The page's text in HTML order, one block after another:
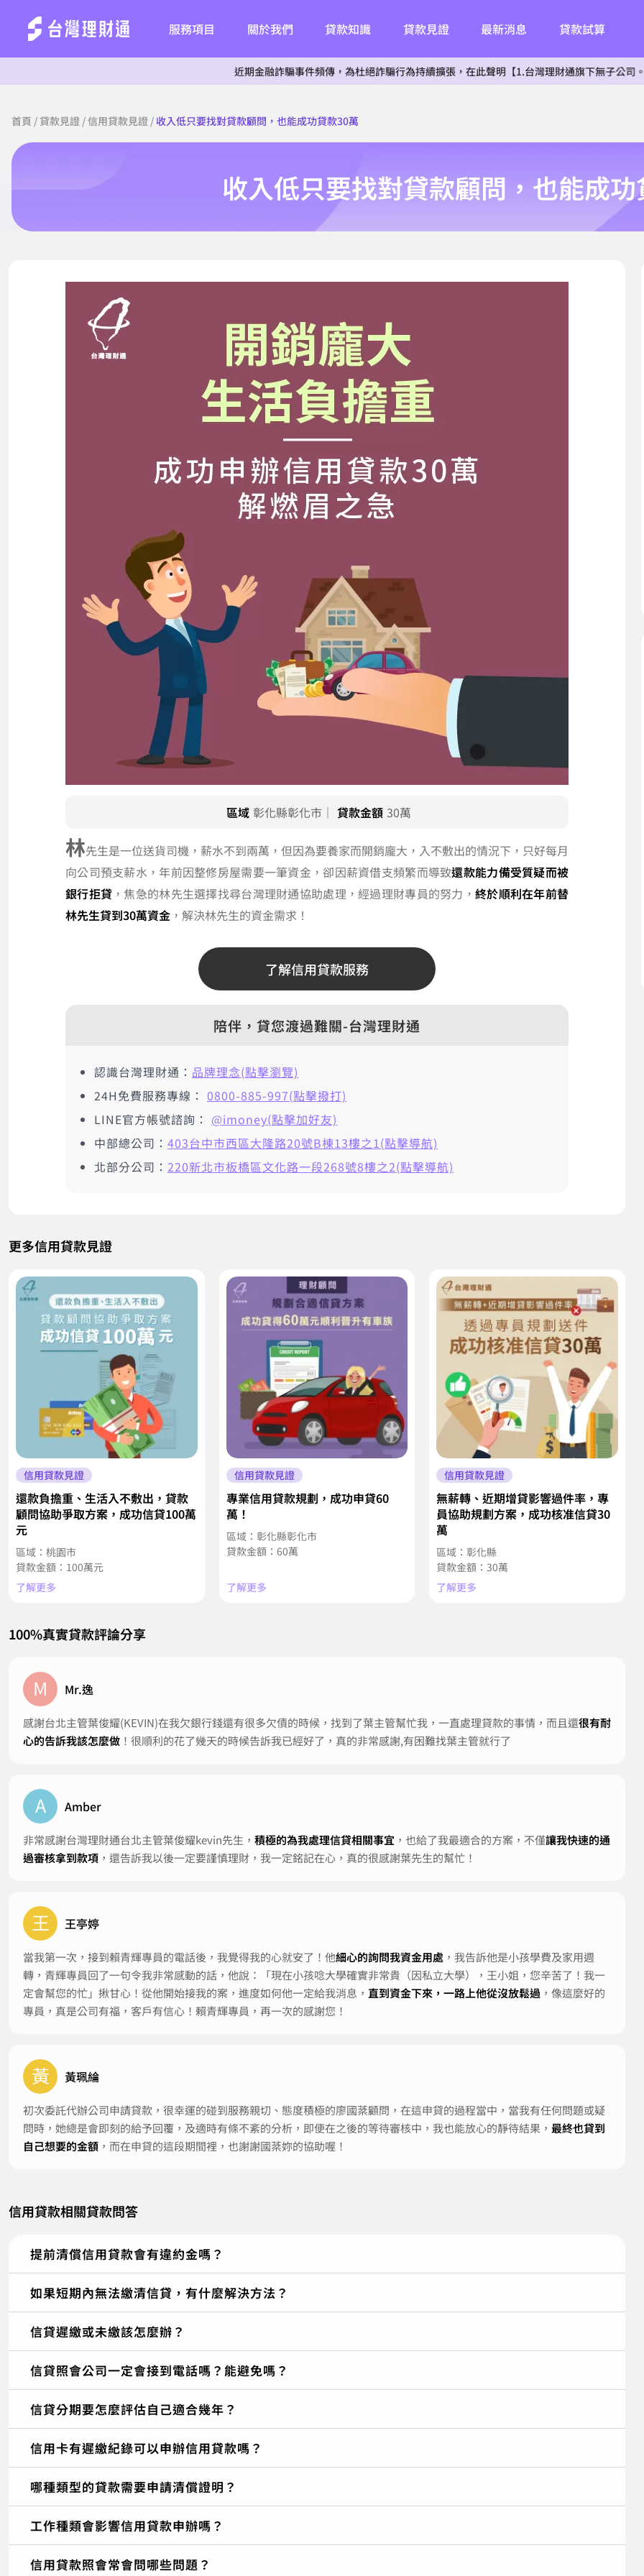
服務項目 關於我們 貸款知識 貸款見證 最新消息 貸款試算
近期金融詐騙事件頻傳，為杜絕詐騙行為持續擴張，在此聲明【1.台灣理財通旗下無子公司。2.無
首頁 / 貸款見證 /信用貸款見證 / 收入低只要找對貸款顧問，也能成功貸款30萬
收入低只要找對貸款顧問，也能成
區域 彰化縣彰化市｜ 貸款金額 30萬
林先生是一位送貨司機，薪水不到兩萬，但因為要養家而開銷龐大，入不敷出的情況下，只好每月
向公司預支薪水，年前因整修房屋需要一筆資金，卻因薪資借支頻繁而導致還款能力備受質疑而被
銀行拒貸 ，焦急的林先生選擇找尋台灣理財通協助處理，經過理財專員的努力，終於順利在年前替
林先生貸到30萬資金 ，解決林先生的資金需求！
了解信用貸款服務
陪伴，貸您渡過難關-台灣理財通
認識台灣理財通： 品牌理念(點擊瀏覽)
24H免費服務專線： 0800-885-997(點擊撥打)
LINE官方帳號諮詢： @imoney(點擊加好友)
中部總公司： 403台中市西區大隆路20號B棟13樓之1(點擊導航)
北部分公司： 220新北市板橋區文化路一段268號8樓之2(點擊導航)
更多信用貸款見證
信用貸款見證
還款負擔重、生活入不敷出，貸款
顧問協助爭取方案，成功信貸100萬
元
區域：桃園市
貸款金額：100萬元
了解更多
信用貸款見證
專業信用貸款規劃，成功申貸60
萬！
區域：彰化縣彰化市
貸款金額：60萬
了解更多
信用貸款見證
無薪轉、近期增貸影響過件率，專
員協助規劃方案，成功核准信貸30
萬
區域：彰化縣
貸款金額：30萬
了解更多
100%真實貸款評論分享
M Mr.逸
感謝台北主管葉俊耀(KEVIN)在我欠銀行錢還有很多欠債的時候，找到了葉主管幫忙我，一直處理貸款的事情，而且還很有耐
心的告訴我該怎麼做 ！很順利的花了幾天的時候告訴我已經好了，真的非常感謝,有困難找葉主管就行了
A Amber
非常感謝台灣理財通台北主管葉俊耀kevin先生， 積極的為我處理信貸相關事宜 ，也給了我最適合的方案，不僅讓我快速的通
過審核拿到款項 ，還告訴我以後一定要謹慎理財，我一定銘記在心，真的很感謝葉先生的幫忙！
王 王亭婷
當我第一次，接到賴青輝專員的電話後，我覺得我的心就安了！他細心的詢問我資金用處 ，我告訴他是小孩學費及家用週
轉，青輝專員回了一句令我非常感動的話，他說：「現在小孩唸大學確實非常貴（因私立大學），王小姐，您辛苦了！我一
定會幫您的忙」揪甘心！從他開始接我的案，進度如何他一定給我消息， 直到資金下來，一路上他從沒放鬆過 ，像這麼好的
專員，真是公司有福，客戶有信心！賴青輝專員，再一次的感謝您！
黃 黃珮綸
初次委託代辦公司申請貸款，很幸運的碰到服務親切、態度積極的廖國棻顧問，在這申貸的過程當中，當我有任何問題或疑
問時，她總是會即刻的給予回覆，及適時有條不紊的分析，即便在之後的等待審核中，我也能放心的靜待結果， 最終也貸到
自己想要的金額 ，而在申貸的這段期間裡，也謝謝國棻妳的協助喔！
信用貸款相關貸款問答
提前清償信用貸款會有違約金嗎？
如果短期內無法繳清信貸，有什麼解決方法？
信貸遲繳或未繳該怎麼辦？
信貸照會公司一定會接到電話嗎？能避免嗎？
信貸分期要怎麼評估自己適合幾年？
信用卡有遲繳紀錄可以申辦信用貸款嗎？
哪種類型的貸款需要申請清償證明？
工作種類會影響信用貸款申辦嗎？
信用貸款照會常會問哪些問題？